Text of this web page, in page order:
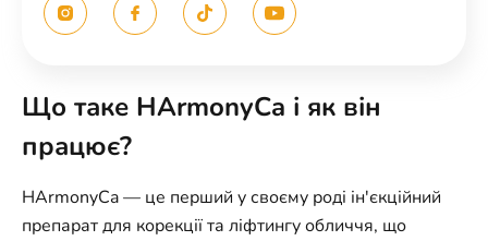
Що таке HArmonyCa і як він
працює?
HArmonyCa — це перший у своєму роді ін'єкційний
препарат для корекції та ліфтингу обличчя, що